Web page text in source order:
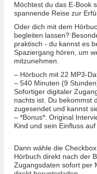
Möchtest du das E-Book
spannende Reise zur
Oder dich mit dem
begleiten lassen?
praktisch - du kannst es
Spaziergang hören, um
mitzunehmen.
– Hörbuch mit 22 MP3-
– 540 Minuten (9
Sofortiger digitaler
nachts ist. Du bekommst
zugesendet und kannst
– *Bonus*: Original
Kind und sein Einfluss
Dann wähle die
Hörbuch direkt nach der
Zugangsdaten sofort per